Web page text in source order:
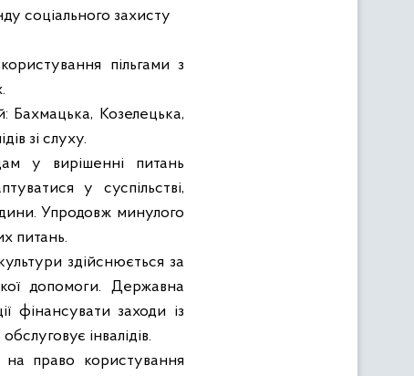
соціального захисту
пільгами з
Бахмацька, Козелецька,
зі слуху.
у вирішенні питань
у суспільстві,
Упродовж минулого
питань.
здійснюється за
допомоги. Державна
фінансувати заходи із
інвалідів.
на право користування